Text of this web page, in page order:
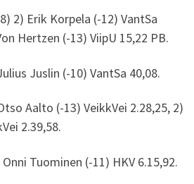
2) Erik Korpela (-12) VantSa
Hertzen (-13) ViipU 15,22 PB.
Juslin (-10) VantSa 40,08.
Aalto (-13) VeikkVei 2.28,25, 2)
2.39,58.
Tuominen (-11) HKV 6.15,92.